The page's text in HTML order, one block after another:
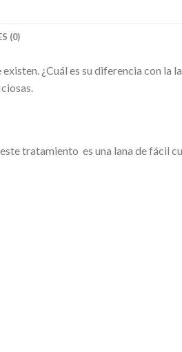
(0)
¿Cuál es su diferencia con
tratamiento es una lana de fácil